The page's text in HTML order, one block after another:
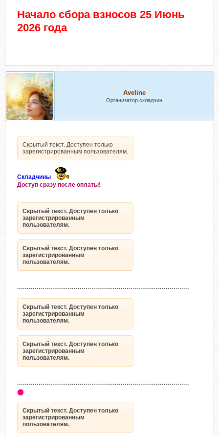
Начало сбора взносов 25 Июнь
2026 года
Aveline
Организатор складчин
Скрытый текст. Доступен только
зарегистрированным пользователям.
Складчины
Доступ сразу после оплаты!
Скрытый текст. Доступен только
зарегистрированным
пользователям.
Скрытый текст. Доступен только
зарегистрированным
пользователям.
························································································
Скрытый текст. Доступен только
зарегистрированным
пользователям.
Скрытый текст. Доступен только
зарегистрированным
пользователям.
························································································
⬤
Скрытый текст. Доступен только
зарегистрированным
пользователям.